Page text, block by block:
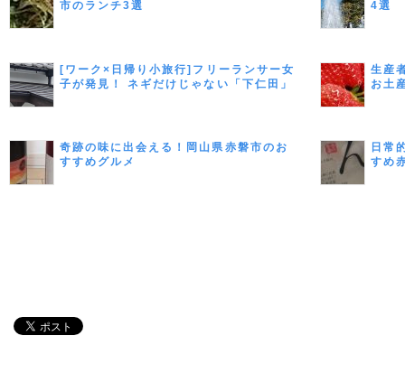
市のランチ3選 4選
[ワーク×日帰り小旅行]フリーランサー女
子が発見！ ネギだけじゃない「下仁田」
生産
お土
奇跡の味に出会える！岡山県赤磐市のお
すすめグルメ
日常
すめ